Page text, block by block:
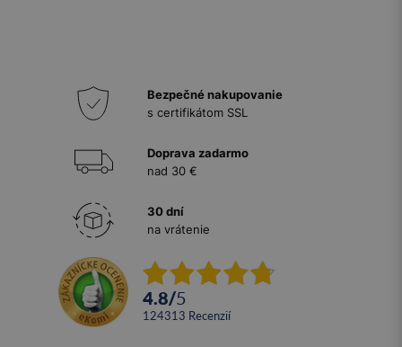
Bezpečné nakupovanie
s certifikátom SSL
Doprava zadarmo
nad 30 €
30 dní
na vrátenie
4.8/5
124313 recenzií